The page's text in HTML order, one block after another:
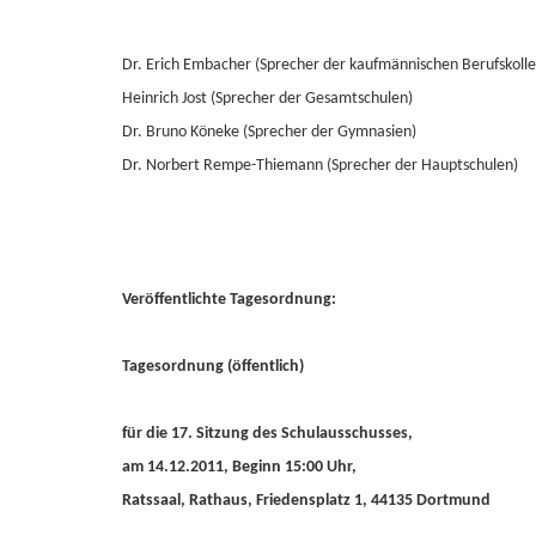
Dr. Erich Embacher (Sprecher der kaufmännischen
Heinrich Jost (Sprecher der Gesamtschulen)
Dr. Bruno Köneke (Sprecher der Gymnasien)
Dr. Norbert Rempe-Thiemann (Sprecher der Hauptschulen)
Veröffentlichte Tagesordnung:
Tagesordnung (öffentlich)
für die 17. Sitzung des Schulausschusses,
am 14.12.2011, Beginn 15:00 Uhr,
Ratssaal, Rathaus, Friedensplatz 1, 44135 Dortmund